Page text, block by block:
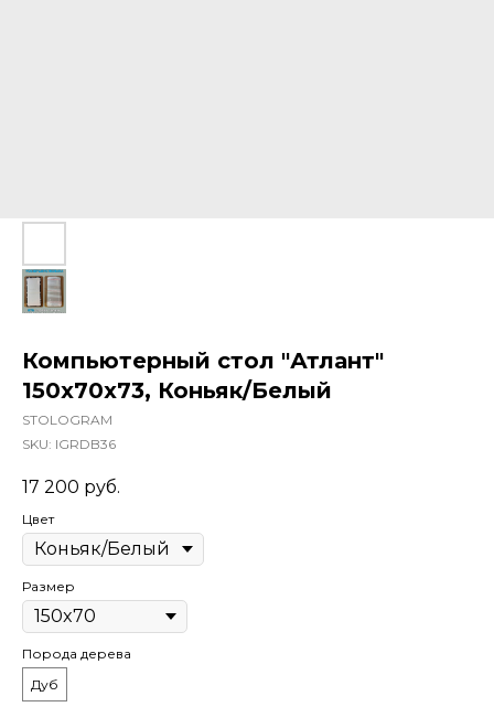
Компьютерный стол "Атлант"
150x70x73, Коньяк/Белый
STOLOGRAM
SKU: IGRDB36
17 200 руб.
Цвет
Размер
Порода дерева
Дуб